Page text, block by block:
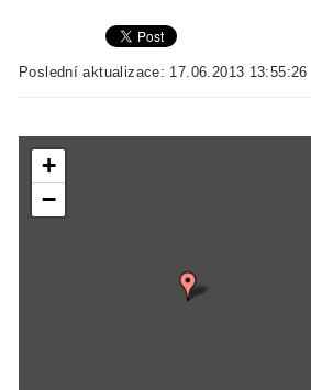
Poslední aktualizace: 17.06.2013 13:55:26
+
−